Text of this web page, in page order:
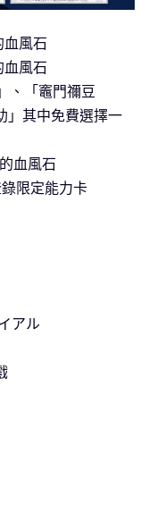
風石
風石
、「竈門禰豆
」其中免費選擇一
血風石
限定能力卡
アル